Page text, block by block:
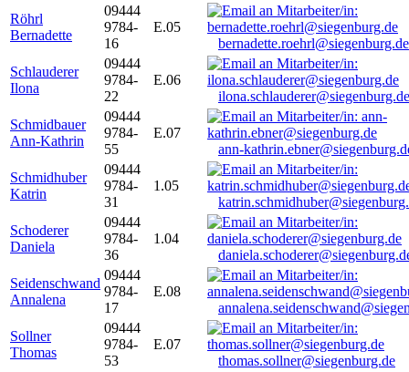
Röhrl
Bernadette
09444
9784-
16
E.05
bernadette.roehrl@siegenburg.de
Schlauderer
Ilona
09444
9784-
22
E.06
ilona.schlauderer@siegenburg.de
Schmidbauer
Ann-Kathrin
09444
9784-
55
E.07
ann-
Schmidhuber
Katrin
09444
9784-
31
1.05
Schoderer
Daniela
09444
9784-
36
1.04
Seidenschwand
Annalena
09444
9784-
17
E.08
Sollner
Thomas
09444
9784-
53
E.07
thomas.sollner@siegenburg.de